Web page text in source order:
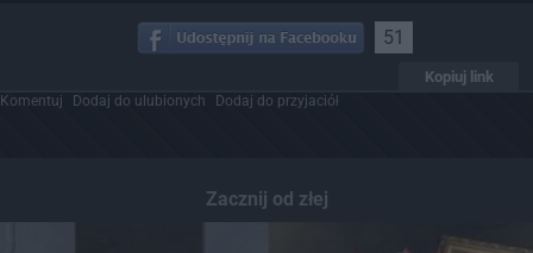
51
Kopiuj link
Komentuj Dodaj do ulubionych Dodaj do przyjaciół
Zacznij od złej